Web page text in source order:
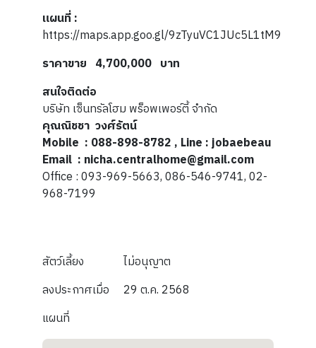
แผนที่ :
https://maps.app.goo.gl/9zTyuVC1JUc5L1tM9
ราคาขาย 4,700,000 บาท
สนใจติดต่อ
บริษัท เซ็นทรัลโฮม พร็อพเพอร์ตี้ จำกัด
คุณณิชชา วงศ์รัตน์
Mobile : 088-898-8782 , Line : jobaebeau
Email : nicha.centralhome@gmail.com
Office : 093-969-5663, 086-546-9741, 02-
968-7199
สัตว์เลี้ยง
ไม่อนุญาต
ลงประกาศเมื่อ
29 ต.ค. 2568
แผนที่